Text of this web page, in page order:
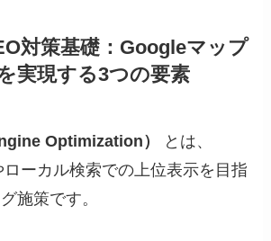
対策基礎：Googleマップ
実現する3つの要素
Optimization）
とは、
ーカル検索での上位表示を目指
施策です。